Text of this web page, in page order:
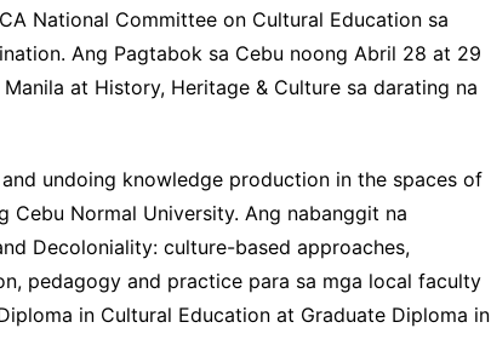
National Committee on Cultural Education sa
Ang Pagtabok sa Cebu noong Abril 28 at 29
at History, Heritage & Culture sa darating na
undoing knowledge production in the spaces of
Cebu Normal University. Ang nabanggit na
Decoloniality: culture-based approaches,
pedagogy and practice para sa mga local faculty
in Cultural Education at Graduate Diploma in